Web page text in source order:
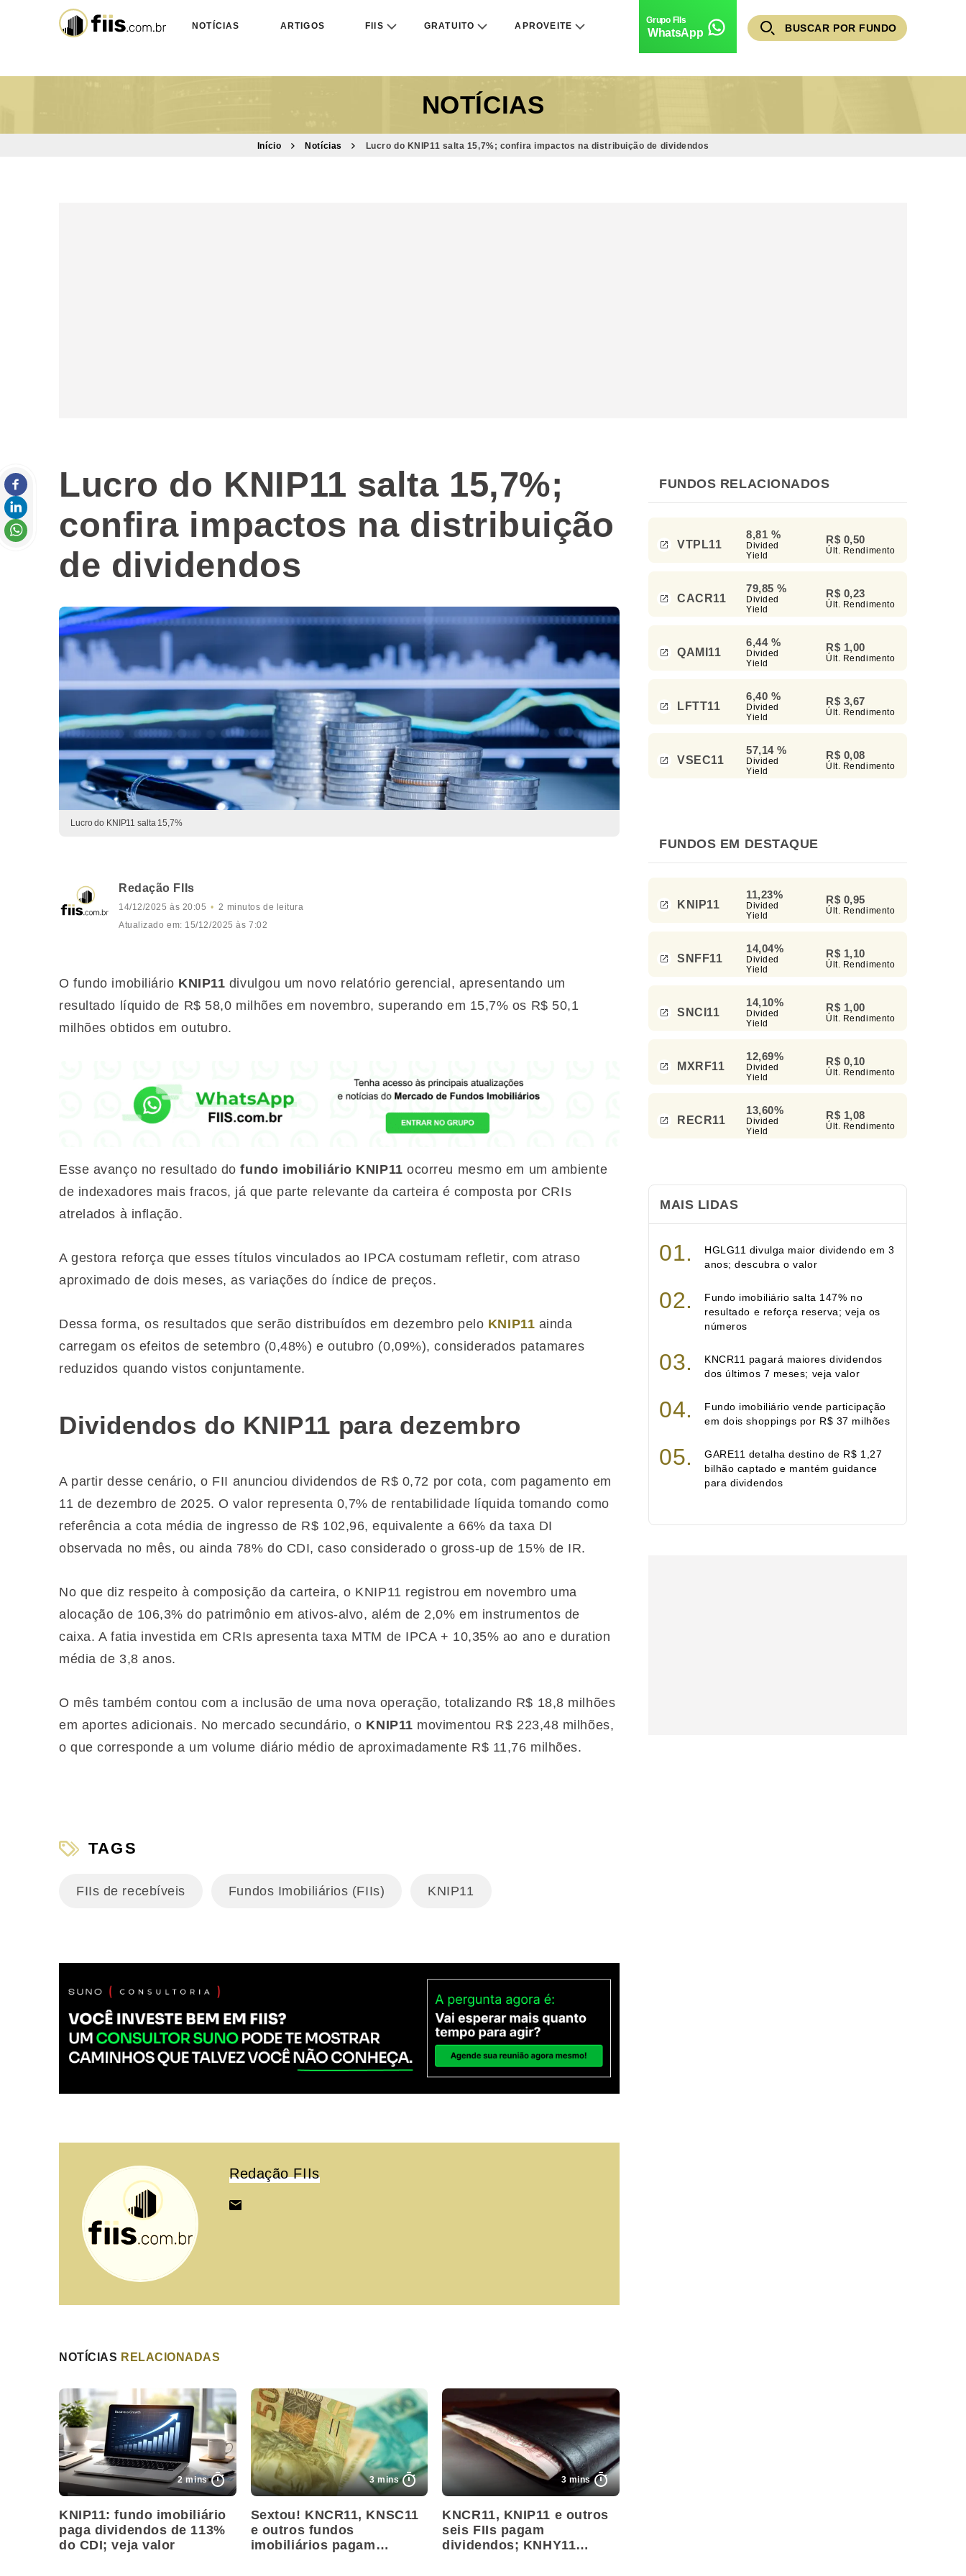
NOTÍCIAS ARTIGOS FIIS GRATUITO APROVEITE
WhatsApp BUSCAR POR FUNDO
NOTÍCIAS
Início Notícias Lucro do KNIP11 salta 15,7%; confira impactos na distribuição de dividendos
Lucro do KNIP11 salta 15,7%;
confira impactos na distribuição
de dividendos
Lucro do KNIP11 salta 15,7%
Redação FIIs
14/12/2025 às 20:05
2 minutos de leitura
Atualizado em: 15/12/2025 às 7:02
O fundo imobiliário KNIP11 divulgou um novo relatório gerencial, apresentando um
resultado líquido de R$ 58,0 milhões em novembro, superando em 15,7% os R$ 50,1
milhões obtidos em outubro.
Esse avanço no resultado dofundo imobiliário KNIP11 ocorreu mesmo em um ambiente
de indexadores mais fracos, já que parte relevante da carteira é composta por CRIs
atrelados à inflação.
A gestora reforça que esses títulos vinculados ao IPCA costumam refletir, com atraso
aproximado de dois meses, as variações do índice de preços.
Dessa forma, os resultados que serão distribuídos em dezembro pelo KNIP11 ainda
carregam os efeitos de setembro (0,48%) e outubro (0,09%), considerados patamares
reduzidos quando vistos conjuntamente.
Dividendos do KNIP11 para dezembro
A partir desse cenário, o FII anunciou dividendos de R$ 0,72 por cota, com pagamento em
11 de dezembro de 2025. O valor representa 0,7% de rentabilidade líquida tomando como
referência a cota média de ingresso de R$ 102,96, equivalente a 66% da taxa DI
observada no mês, ou ainda 78% do CDI, caso considerado o gross-up de 15% de IR.
No que diz respeito à composição da carteira, o KNIP11 registrou em novembro uma
alocação de 106,3% do patrimônio em ativos-alvo, além de 2,0% em instrumentos de
caixa. A fatia investida em CRIs apresenta taxa MTM de IPCA + 10,35% ao ano e duration
média de 3,8 anos.
O mês também contou com a inclusão de uma nova operação, totalizando R$ 18,8 milhões
em aportes adicionais. No mercado secundário, o KNIP11 movimentou R$ 223,48 milhões,
o que corresponde a um volume diário médio de aproximadamente R$ 11,76 milhões.
TAGS
FIIs de recebíveis Fundos Imobiliários (FIIs) KNIP11
Redação FIIs
NOTÍCIAS RELACIONADAS
2 mins
KNIP11: fundo imobiliário
paga dividendos de 113%
do CDI; veja valor
3 mins
Sextou! KNCR11, KNSC11
e outros fundos
imobiliários pagam
3 mins
KNCR11, KNIP11 e outros
seis FIIs pagam
dividendos; KNHY11
FUNDOS RELACIONADOS
VTPL11
8,81 %
Divided
Yield
R$ 0,50
Últ. Rendimento
CACR11
79,85 %
Divided
Yield
R$ 0,23
Últ. Rendimento
QAMI11
6,44 %
Divided
Yield
R$ 1,00
Últ. Rendimento
LFTT11
6,40 %
Divided
Yield
R$ 3,67
Últ. Rendimento
VSEC11
57,14 %
Divided
Yield
R$ 0,08
Últ. Rendimento
FUNDOS EM DESTAQUE
KNIP11
11,23%
Divided
Yield
R$ 0,95
Últ. Rendimento
SNFF11
14,04%
Divided
Yield
R$ 1,10
Últ. Rendimento
SNCI11
14,10%
Divided
Yield
R$ 1,00
Últ. Rendimento
MXRF11
12,69%
Divided
Yield
R$ 0,10
Últ. Rendimento
RECR11
13,60%
Divided
Yield
R$ 1,08
Últ. Rendimento
MAIS LIDAS
HGLG11 divulga maior dividendo em 3
anos; descubra o valor
Fundo imobiliário salta 147% no
resultado e reforça reserva; veja os
números
KNCR11 pagará maiores dividendos
dos últimos 7 meses; veja valor
Fundo imobiliário vende participação
em dois shoppings por R$ 37 milhões
GARE11 detalha destino de R$ 1,27
bilhão captado e mantém guidance
para dividendos